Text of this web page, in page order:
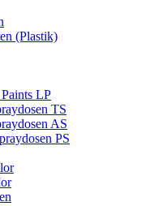
(Plastik)
LP
TS
AS
PS